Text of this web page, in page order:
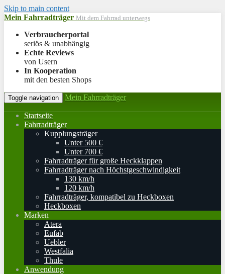
Skip to main content
Mein Fahrradträger Mit dem Fahrrad unterwegs
Verbraucherportal
seriös & unabhängig
Echte Reviews
von Usern
In Kooperation
mit den besten Shops
Toggle navigation Mein Fahrradträger
Startseite
Fahrradträger
Kupplungsträger
Unter 500 €
Unter 700 €
Fahrradträger für große Heckklappen
Fahrradträger nach Höchstgeschwindigkeit
130 km/h
120 km/h
Fahrradträger, kompatibel zu Heckboxen
Heckboxen
Marken
Atera
Eufab
Uebler
Westfalia
Thule
Anwendung